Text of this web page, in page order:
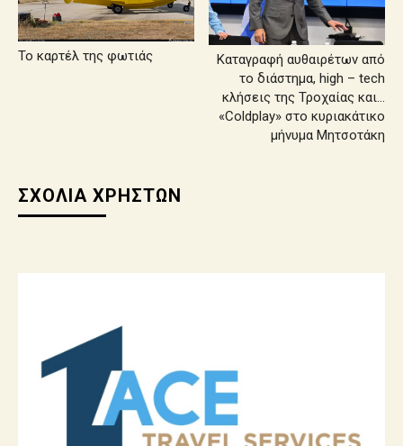
Το καρτέλ της φωτιάς
Καταγραφή αυθαιρέτων από
το διάστημα, high – tech
κλήσεις της Τροχαίας και…
«Coldplay» στο κυριακάτικο
μήνυμα Μητσοτάκη
ΣΧΟΛΙΑ ΧΡΗΣΤΩΝ